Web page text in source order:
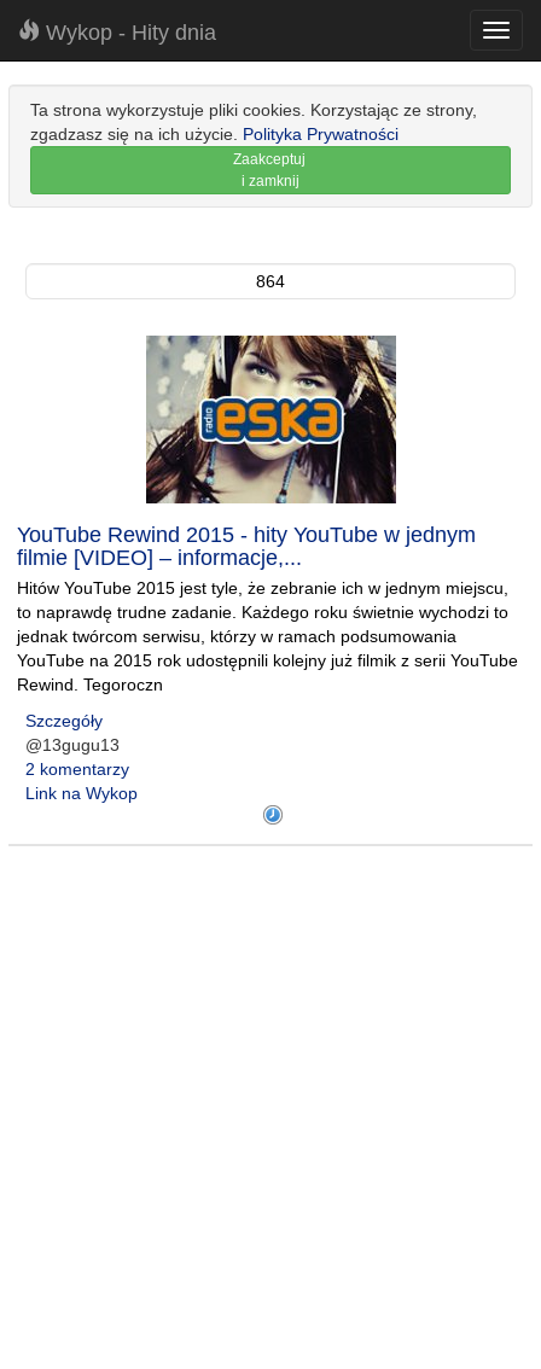
Wykop - Hity dnia
Ta strona wykorzystuje pliki cookies. Korzystając ze strony,
zgadzasz się na ich użycie. Polityka Prywatności
Zaakceptuj
i zamknij
864
YouTube Rewind 2015 - hity YouTube w jednym
filmie [VIDEO] – informacje,...
Hitów YouTube 2015 jest tyle, że zebranie ich w jednym miejscu,
to naprawdę trudne zadanie. Każdego roku świetnie wychodzi to
jednak twórcom serwisu, którzy w ramach podsumowania
YouTube na 2015 rok udostępnili kolejny już filmik z serii YouTube
Rewind. Tegoroczn
Szczegóły
@13gugu13
2 komentarzy
Link na Wykop